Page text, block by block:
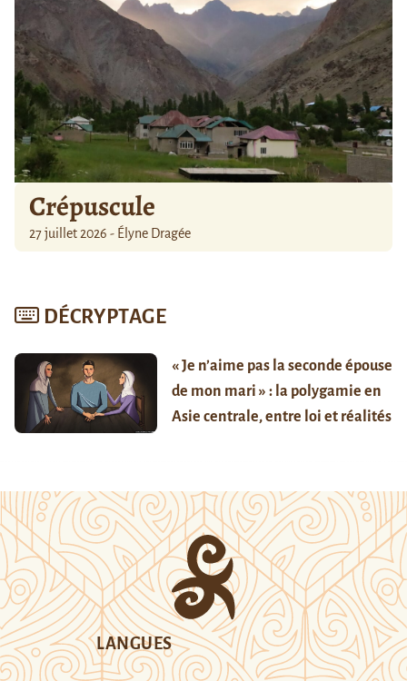
Crépuscule
27 juillet 2026 - Élyne Dragée
DÉCRYPTAGE
« Je n’aime pas la seconde épouse
de mon mari » : la polygamie en
Asie centrale, entre loi et réalités
LANGUES